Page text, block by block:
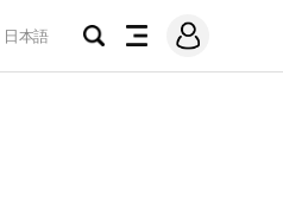
日本語
검
전
메
그